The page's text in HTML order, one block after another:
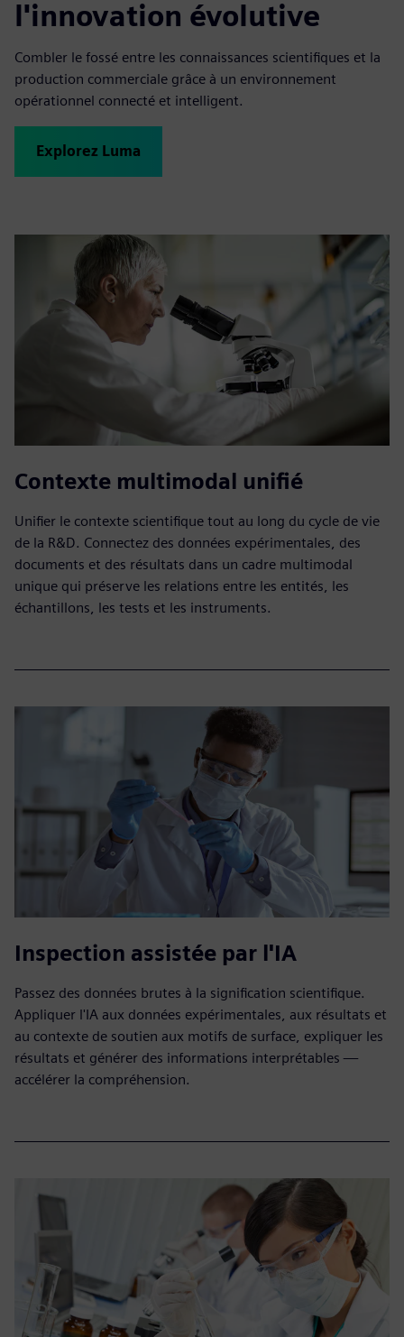
l'innovation évolutive
Combler le fossé entre les connaissances scientifiques et la
production commerciale grâce à un environnement
opérationnel connecté et intelligent.
Explorez Luma
Contexte multimodal unifié
Unifier le contexte scientifique tout au long du cycle de vie
de la R&D. Connectez des données expérimentales, des
documents et des résultats dans un cadre multimodal
unique qui préserve les relations entre les entités, les
échantillons, les tests et les instruments.
Inspection assistée par l'IA
Passez des données brutes à la signification scientifique.
Appliquer l'IA aux données expérimentales, aux résultats et
au contexte de soutien aux motifs de surface, expliquer les
résultats et générer des informations interprétables —
accélérer la compréhension.